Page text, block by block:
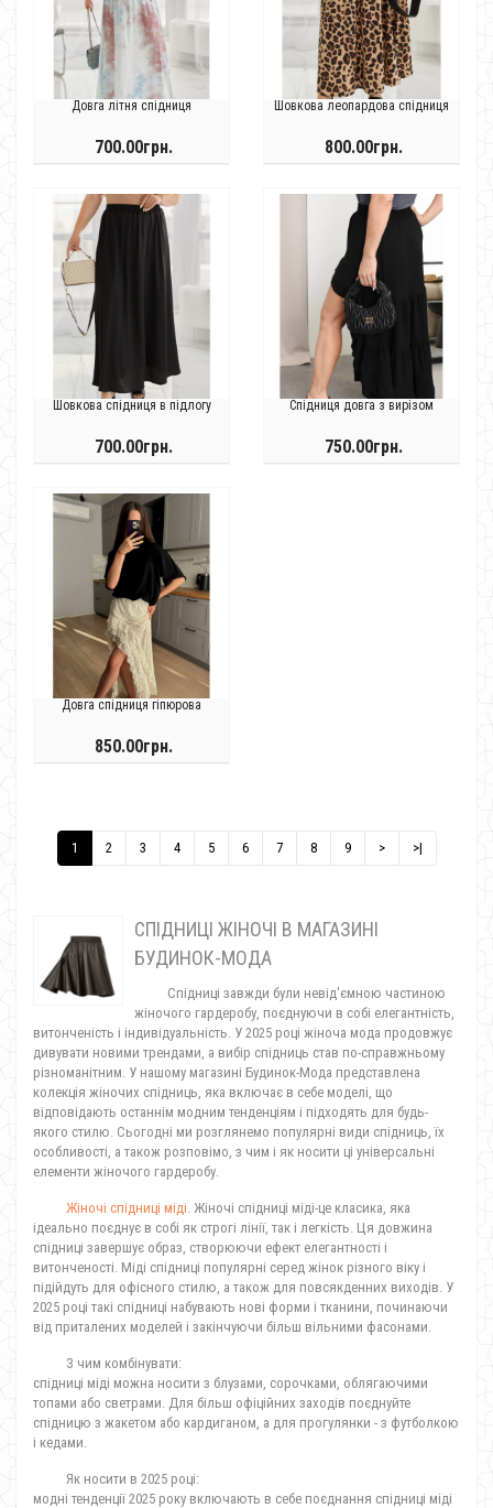
Довга літня спідниця
700.00грн.
Шовкова леопардова спідниця
800.00грн.
Шовкова спідниця в підлогу
700.00грн.
Спідниця довга з вирізом
750.00грн.
Довга спідниця гіпюрова
850.00грн.
1 2 3 4 5 6 7 8 9 > >|
СПІДНИЦІ ЖІНОЧІ В МАГАЗИНІ
БУДИНОК-МОДА
Спідниці завжди були невід'ємною частиною
жіночого гардеробу, поєднуючи в собі елегантність,
витонченість і індивідуальність. У 2025 році жіноча мода продовжує
дивувати новими трендами, а вибір спідниць став по-справжньому
різноманітним. У нашому магазині Будинок-Мода представлена
колекція жіночих спідниць, яка включає в себе моделі, що
відповідають останнім модним тенденціям і підходять для будь-
якого стилю. Сьогодні ми розглянемо популярні види спідниць, їх
особливості, а також розповімо, з чим і як носити ці універсальні
елементи жіночого гардеробу.
Жіночі спідниці міді . Жіночі спідниці міді-це класика, яка
ідеально поєднує в собі як строгі лінії, так і легкість. Ця довжина
спідниці завершує образ, створюючи ефект елегантності і
витонченості. Міді спідниці популярні серед жінок різного віку і
підійдуть для офісного стилю, а також для повсякденних виходів. У
2025 році такі спідниці набувають нові форми і тканини, починаючи
від приталених моделей і закінчуючи більш вільними фасонами.
З чим комбінувати:
спідниці міді можна носити з блузами, сорочками, облягаючими
топами або светрами. Для більш офіційних заходів поєднуйте
спідницю з жакетом або кардиганом, а для прогулянки - з футболкою
і кедами.
Як носити в 2025 році:
модні тенденції 2025 року включають в себе поєднання спідниці міді